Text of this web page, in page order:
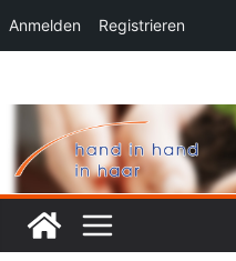
Anmelden Registrieren
springen